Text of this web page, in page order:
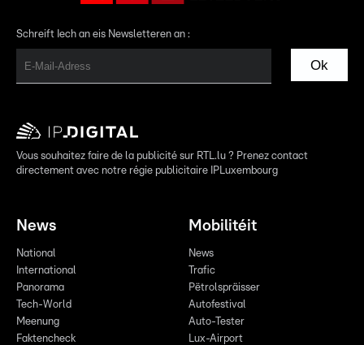
Schreift Iech an eis Newsletteren an :
Ok
Vous souhaitez faire de la publicité sur RTL.lu ? Prenez contact
directement avec notre régie publicitaire IPLuxembourg
News
National
International
Panorama
Tech-World
Meenung
Faktencheck
Mobilitéit
News
Trafic
Pëtrolspräisser
Autofestival
Auto-Tester
Lux-Airport